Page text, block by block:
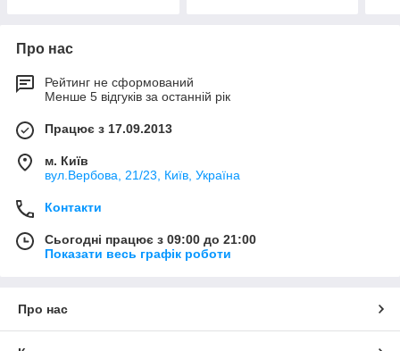
Про нас
Рейтинг не сформований
Менше 5 відгуків за останній рік
Працює з 17.09.2013
м. Київ
вул.Вербова, 21/23, Київ, Україна
Контакти
Сьогодні працює з 09:00 до 21:00
Показати весь графік роботи
Про нас